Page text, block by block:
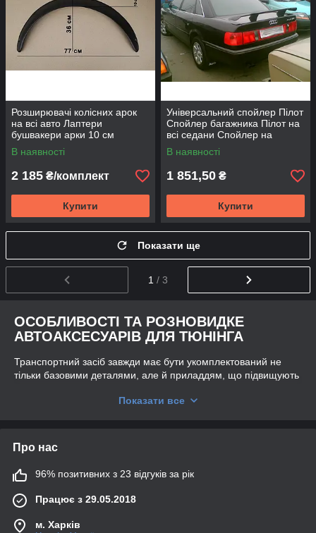
Розширювачі колісних арок
на всі авто Лаптери
бушвакери арки 10 см
(глянцеві)
В наявності
2 185 ₴/комплект
Купити
Універсальний спойлер Пілот
Спойлер багажника Пілот на
всі седани Спойлер на
багажник Пілот Седан
В наявності
1 851,50 ₴
Купити
Показати ще
1 / 3
ОСОБЛИВОСТІ ТА РОЗНОВИДКЕ
АВТОАКСЕСУАРІВ ДЛЯ ТЮНІНГА
Транспортний засіб завжди має бути укомплектований не
тільки базовими деталями, але й приладдям, що підвищують
Основні завдання аксесуарів для машин — підвищення
Навіть якщо транспортний засіб новий і повністю
йому потрібні нововведення та купить додаткові авто
покращать аеродинаміку машини тощо.
Умовно автоаксесуари можна розділити на категорії
Показати все
Про нас
96% позитивних з 23 відгуків за рік
Працює з 29.05.2018
м. Харків